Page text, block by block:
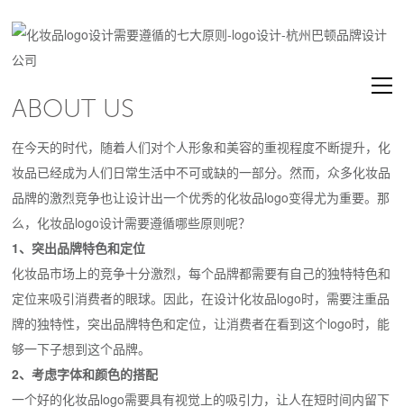
ABOUT US
在今天的时代，随着人们对个人形象和美容的重视程度不断提升，化
妆品已经成为人们日常生活中不可或缺的一部分。然而，众多化妆品
品牌的激烈竞争也让设计出一个优秀的化妆品logo变得尤为重要。那
么，化妆品logo设计需要遵循哪些原则呢？
1、突出品牌特色和定位
化妆品市场上的竞争十分激烈，每个品牌都需要有自己的独特特色和
定位来吸引消费者的眼球。因此，在设计化妆品logo时，需要注重品
牌的独特性，突出品牌特色和定位，让消费者在看到这个logo时，能
够一下子想到这个品牌。
2、考虑字体和颜色的搭配
一个好的化妆品logo需要具有视觉上的吸引力，让人在短时间内留下